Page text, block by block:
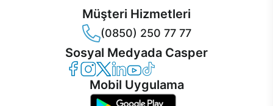
Müşteri Hizmetleri
(0850) 250 77 77
Sosyal Medyada Casper
Casper Facebook
Casper Instagram
Casper Twitter
Casper LinkedIn
Casper YouTube
Casper TikTok
Mobil Uygulama